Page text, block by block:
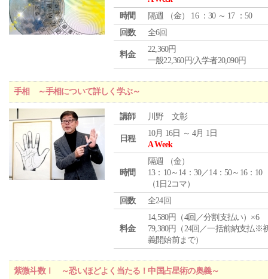
時間
隔週 （金） 16 ：30 ～ 17 ：50
回数
全6回
料金
22,360円
一般22,360円/入学者20,090円
手相 ～手相について詳しく学ぶ～
講師 川野 文彰
日程
10月 16日 ～ 4月 1日
A Week
時間
隔週 （金）
13：10～14：30／14：50～16：10
（1日2コマ）
回数
全24回
料金
14,580円（4回／分割支払い）×6
79,380円（24回／一括前納支払※
義開始前まで）
紫微斗数Ⅰ ～恐いほどよく当たる！中国占星術の奥義～